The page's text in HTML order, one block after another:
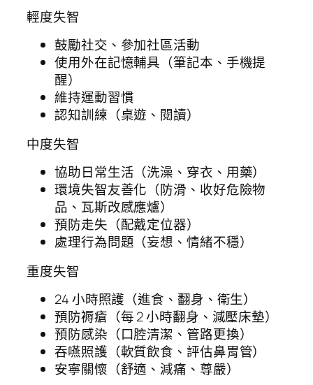
輕度失智
鼓勵社交、參加社區活動
使用外在記憶輔具（筆記本、手機提
醒）
維持運動習慣
認知訓練（桌遊、閱讀）
中度失智
協助日常生活（洗澡、穿衣、用藥）
環境失智友善化（防滑、收好危險物
品、瓦斯改感應爐）
預防走失（配戴定位器）
處理行為問題（妄想、情緒不穩）
重度失智
24 小時照護（進食、翻身、衛生）
預防褥瘡（每 2 小時翻身、減壓床墊）
預防感染（口腔清潔、管路更換）
吞嚥照護（軟質飲食、評估鼻胃管）
安寧關懷（舒適、減痛、尊嚴）